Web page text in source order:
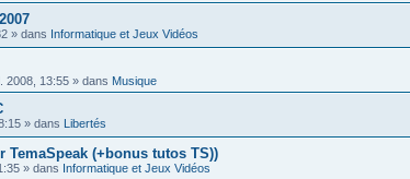
» dans Informatique et Jeux Vidéos
2008, 13:55 » dans Musique
» dans Libertés
TemaSpeak (+bonus tutos TS))
» dans Informatique et Jeux Vidéos